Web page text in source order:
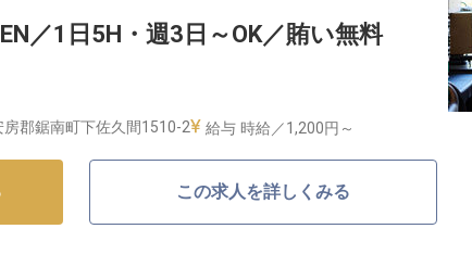
／1日5H・週3日～OK／賄い無料
充実！
もフォトジェニックでお洒落な空間は、「映える」
房郡鋸南町下佐久間1510-2 給与 時給／1,200円～
この求人を詳しくみる